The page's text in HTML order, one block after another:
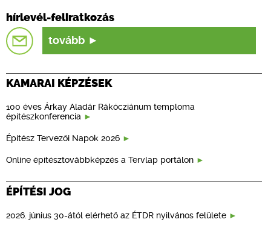
hírlevél-feliratkozás
tovább
KAMARAI KÉPZÉSEK
100 éves Árkay Aladár Rákócziánum temploma
építészkonferencia
Építész Tervezői Napok 2026
Online építésztovábbképzés a Tervlap portálon
ÉPÍTÉSI JOG
2026. június 30-ától elérhető az ÉTDR nyilvános felülete